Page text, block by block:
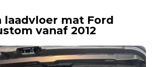
laadvloer mat Ford
vanaf 2012